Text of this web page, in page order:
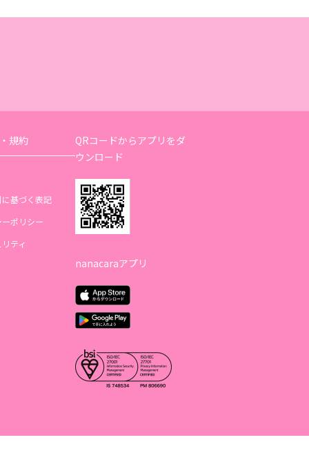
規約
基づく表記
ポリシー
ティ
QRコードからアプリをダ
ウンロード
nanacaraアプリ